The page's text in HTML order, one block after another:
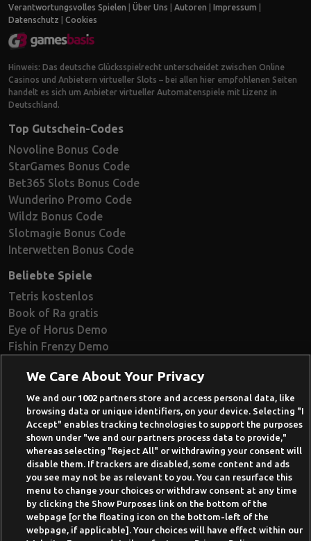
Verantwortungsvolles Spielen
Über Uns Autoren Impressum
Datenschutz
Cookies
Hinweis: Das deutsche Glücksspielrecht unterscheidet zwischen Online
Casinos und Anbietern virtueller Slots – bei allen hier empfohlenen Seiten
handelt es sich um Anbieter virtueller Automatenspiele mit Lizenz in
Deutschland.
Top Gutschein-Codes
Novoline Bonus Code
StarGames Bonus Code
Bet365 Slots Bonus Code
Wunderino Promo Code
Wildz Bonus Code
Slotmagie Bonus Code
Interwetten Bonus Code
Beliebte Spiele
Tetris kostenlos
Book of Ra gratis
Eye of Horus Demo
Fishin Frenzy Demo
Book of Dead Demo
Razor Shark Demo
Beste Online Casinos 2026
Online Casino Demo spielen
Casino Bonus ohne Einzahlung
50 Freispiele für 1 Euro
Online Casino Paypal
News-Archiv
We Care About Your Privacy
We and our1002 partners store and access personal data, like
browsing data or unique identifiers, on your device. Selecting "I
Accept" enables tracking technologies to support the purposes
shown under "we and our partners process data to provide,"
whereas selecting "Reject All" or withdrawing your consent will
disable them. If trackers are disabled, some content and ads
you see may not be as relevant to you. You can resurface this
menu to change your choices or withdraw consent at any time
by clicking the Show Purposes link on the bottom of the
webpage [or the floating icon on the bottom-left of the
webpage, if applicable]. Your choices will have effect within our